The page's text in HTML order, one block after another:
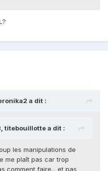
a dit :
titebouillotte a dit :
les manipulations de
me plaît pas car trop
comment faire... et pas